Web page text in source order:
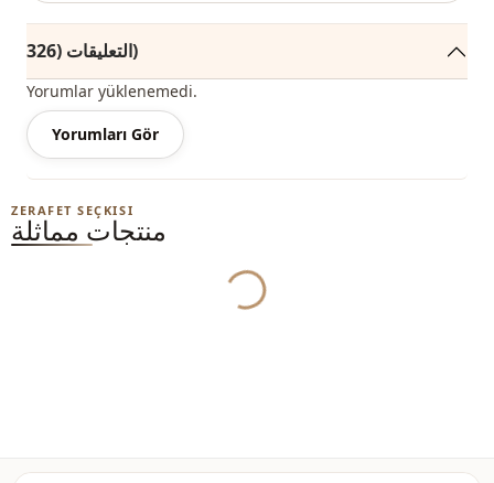
ياقة ياقة بولو
الموسم موسمي
قماش
قماش
الفئة
البطانة
قصة مستقيمة
السماكة متوسط
التعليقات (326)
Yorumlar yüklenemedi.
Yorumları Gör
ZERAFET SEÇKISI
منتجات مماثلة Yukleniyor...